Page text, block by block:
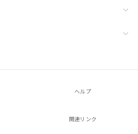
ヘルプ
関連リンク